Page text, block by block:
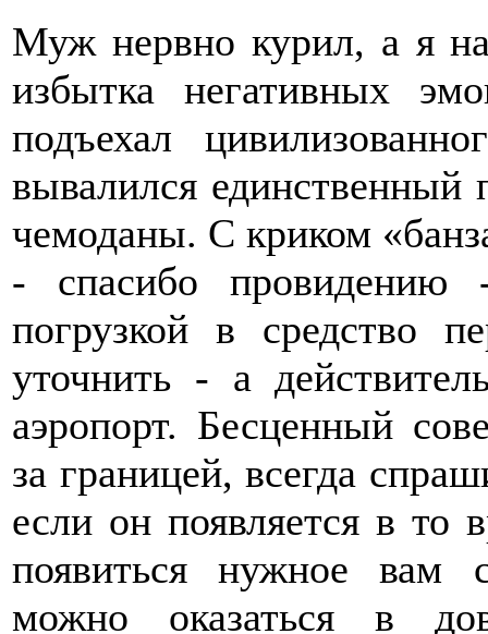
Муж нервно курил, а я
избытка негативных
подъехал
вывалился единственный
чемоданы. С криком
- спасибо провидению
погрузкой в средство
уточнить - а
аэропорт. Бесценный
за границей, всегда
если он появляется в то
появиться нужное вам
можно оказаться в